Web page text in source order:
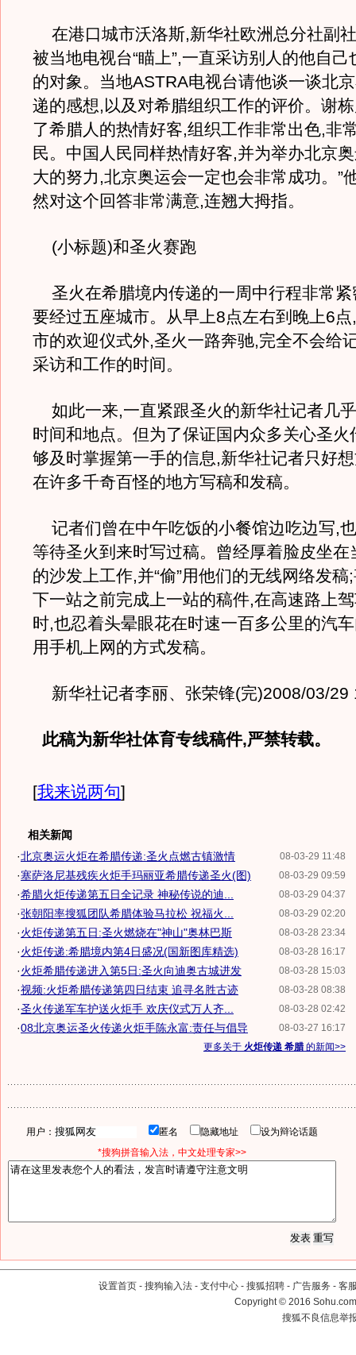
在港口城市沃洛斯,新华社欧洲总分社副
被当地电视台“瞄上”,一直采访别人的他自
的对象。当地ASTRA电视台请他谈一谈北
递的感想,以及对希腊组织工作的评价。谢
了希腊人的热情好客,组织工作非常出色,非
民。中国人民同样热情好客,并为举办北京
大的努力,北京奥运会一定也会非常成功。”
然对这个回答非常满意,连翘大拇指。
(小标题)和圣火赛跑
圣火在希腊境内传递的一周中行程非常紧
要经过五座城市。从早上8点左右到晚上6
市的欢迎仪式外,圣火一路奔驰,完全不会给
采访和工作的时间。
如此一来,一直紧跟圣火的新华社记者几
时间和地点。但为了保证国内众多关心圣火
够及时掌握第一手的信息,新华社记者只好
在许多千奇百怪的地方写稿和发稿。
记者们曾在中午吃饭的小餐馆边吃边写,
等待圣火到来时写过稿。曾经厚着脸皮坐在
的沙发上工作,并“偷”用他们的无线网络发
下一站之前完成上一站的稿件,在高速路上
时,也忍着头晕眼花在时速一百多公里的汽
用手机上网的方式发稿。
新华社记者李丽、张荣锋(完)2008/03/29
此稿为新华社体育专线稿件,严禁转载。
[我来说两句]
相关新闻
08-03-29 11:48
·北京奥运火炬在希腊传递:圣火点燃古镇激情
08-03-29 09:59
·塞萨洛尼基残疾火炬手玛丽亚希腊传递圣火(图)
08-03-29 04:37
·希腊火炬传递第五日全记录 神秘传说的迪...
08-03-29 02:20
·张朝阳率搜狐团队希腊体验马拉松 祝福火...
08-03-28 23:34
·火炬传递第五日:圣火燃烧在"神山"奥林巴斯
08-03-28 16:17
·火炬传递:希腊境内第4日盛况(国新图库精选)
08-03-28 15:03
·火炬希腊传递进入第5日:圣火向迪奥古城进发
08-03-28 08:38
·视频:火炬希腊传递第四日结束 追寻名胜古迹
08-03-28 02:42
·圣火传递军车护送火炬手 欢庆仪式万人齐...
08-03-27 16:17
·08北京奥运圣火传递火炬手陈永富:责任与倡导
更多关于 火炬传递 希腊的新闻>>
用户： 匿名 隐藏地址
设为辩论话题
*搜狗拼音输入法，中文处理专家>>
设置首页 - 搜狗输入法 - 支付中心 - 搜狐招聘 - 广告服务 - 客
Copyright©2016
搜狐不良信息举